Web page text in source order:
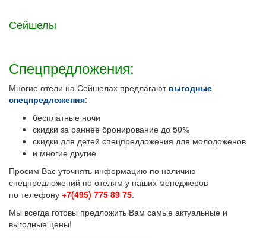
Сейшелы
Спецпредложения:
Многие отели на Сейшелах предлагают выгодные
спецпредложения:
бесплатные ночи
скидки за раннее бронирование до 50%
скидки для детей спецпредложения для молодоженов
и многие другие
Просим Вас уточнять информацию по наличию
спецпредложений по отелям у наших менеджеров
по телефону +7(495) 775 89 75.
Мы всегда готовы предложить Вам самые актуальные и
выгодные цены!